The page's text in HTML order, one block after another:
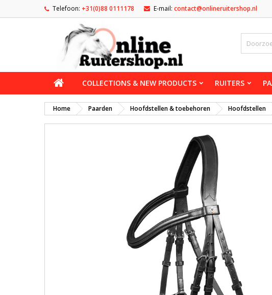
Telefoon: +31(0)88 0111178 E-mail: contact@onlineruitershop.nl
COLLECTIONS & NEW PRODUCTS RUITERS
Home Paarden Hoofdstellen & toebehoren Hoofdstellen